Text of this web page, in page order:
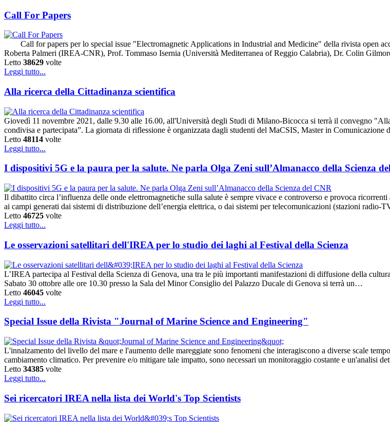
Call For Papers
Call for papers per lo special issue "Electromagnetic Applications in Industrial and Medicine" della rivista open
Roberta Palmeri (IREA-CNR), Prof. Tommaso Isernia (Università Mediterranea of Reggio Calabria), Dr. Colin
Letto 38629 volte
Leggi tutto...
Alla ricerca della Cittadinanza scientifica
Giovedì 11 novembre 2021, dalle 9.30 alle 16.00, all'Università degli Studi di Milano-Bicocca si terrà il convegno
condivisa e partecipata”. La giornata di riflessione è organizzata dagli studenti del MaCSIS, Master in
Letto 48114 volte
Leggi tutto...
I dispositivi 5G e la paura per la salute. Ne parla Olga Zeni sull’Almanacco della Scienza
Il dibattito circa l’influenza delle onde elettromagnetiche sulla salute è sempre vivace e controverso e provoca
ai campi generati dai sistemi di distribuzione dell’energia elettrica, o dai sistemi per telecomunicazioni (stazioni
Letto 46725 volte
Leggi tutto...
Le osservazioni satellitari dell'IREA per lo studio dei laghi al Festival della Scienza
L’IREA partecipa al Festival della Scienza di Genova, una tra le più importanti manifestazioni di diffusione della
Sabato 30 ottobre alle ore 10.30 presso la Sala del Minor Consiglio del Palazzo Ducale di Genova si terrà un…
Letto 46045 volte
Leggi tutto...
Special Issue della Rivista "Journal of Marine Science and Engineering"
L'innalzamento del livello del mare e l'aumento delle mareggiate sono fenomeni che interagiscono a diverse scale
cambiamento climatico. Per prevenire e/o mitigare tale impatto, sono necessari un monitoraggio costante e un'analisi
Letto 34385 volte
Leggi tutto...
Sei ricercatori IREA nella lista dei World's Top Scientists